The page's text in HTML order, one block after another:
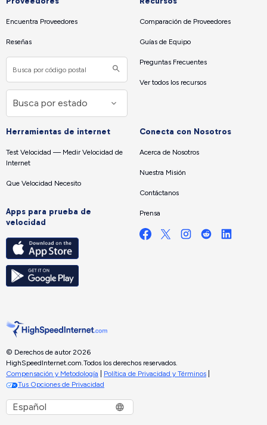
Encuentra Proveedores
Reseñas
Comparación de Proveedores
Guías de Equipo
Preguntas Frecuentes
Ver todos los recursos
Herramientas de internet
Test Velocidad — Medir Velocidad de
Internet
Que Velocidad Necesito
Apps para prueba de
velocidad
Conecta con Nosotros
Acerca de Nosotros
Nuestra Misión
Contáctanos
Prensa
© Derechos de autor 2026
HighSpeedInternet.com. Todos los derechos reservados.
Compensación y Metodología
Política de Privacidad y Términos
Tus Opciones de Privacidad